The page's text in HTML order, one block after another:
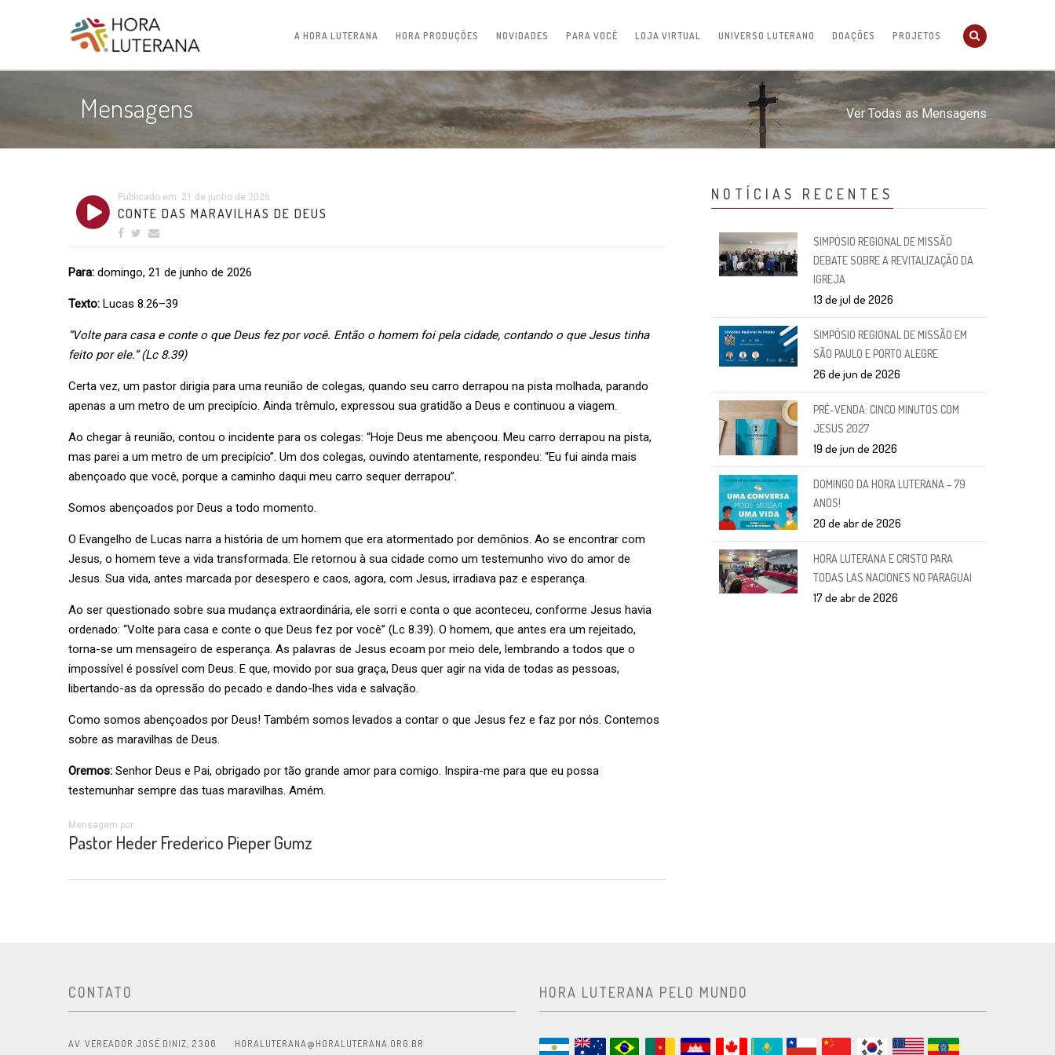
A HORA LUTERANA HORA PRODUÇÕES NOVIDADES PARA VOCÊ LOJA VIRTUAL UNIVERSO LUTERANO DOAÇÕES PROJETOS
Mensagens Ver Todas as Mensagens
Publicado em: 21 de junho de 2026
CONTE DAS MARAVILHAS DE DEUS
Para: domingo, 21 de junho de 2026
Texto: Lucas 8.26–39
“Volte para casa e conte o que Deus fez por você. Então o homem foi pela cidade, contando o que Jesus tinha
feito por ele.” (Lc 8.39)
Certa vez, um pastor dirigia para uma reunião de colegas, quando seu carro derrapou na pista molhada, parando
apenas a um metro de um precipício. Ainda trêmulo, expressou sua gratidão a Deus e continuou a viagem.
Ao chegar à reunião, contou o incidente para os colegas: “Hoje Deus me abençoou. Meu carro derrapou na pista,
mas parei a um metro de um precipício”. Um dos colegas, ouvindo atentamente, respondeu: “Eu fui ainda mais
abençoado que você, porque a caminho daqui meu carro sequer derrapou”.
Somos abençoados por Deus a todo momento.
O Evangelho de Lucas narra a história de um homem que era atormentado por demônios. Ao se encontrar com
Jesus, o homem teve a vida transformada. Ele retornou à sua cidade como um testemunho vivo do amor de
Jesus. Sua vida, antes marcada por desespero e caos, agora, com Jesus, irradiava paz e esperança.
Ao ser questionado sobre sua mudança extraordinária, ele sorri e conta o que aconteceu, conforme Jesus havia
ordenado: “Volte para casa e conte o que Deus fez por você” (Lc 8.39). O homem, que antes era um rejeitado,
torna-se um mensageiro de esperança. As palavras de Jesus ecoam por meio dele, lembrando a todos que o
impossível é possível com Deus. E que, movido por sua graça, Deus quer agir na vida de todas as pessoas,
libertando-as da opressão do pecado e dando-lhes vida e salvação.
Como somos abençoados por Deus! Também somos levados a contar o que Jesus fez e faz por nós. Contemos
sobre as maravilhas de Deus.
Oremos: Senhor Deus e Pai, obrigado por tão grande amor para comigo. Inspira-me para que eu possa
testemunhar sempre das tuas maravilhas. Amém.
Mensagem por:
Pastor Heder Frederico Pieper Gumz
NOTÍCIAS RECENTES
SIMPÓSIO REGIONAL DE MISSÃO
DEBATE SOBRE A REVITALIZAÇÃO DA
IGREJA
13 de jul de 2026
SIMPÓSIO REGIONAL DE MISSÃO EM
SÃO PAULO E PORTO ALEGRE
26 de jun de 2026
PRÉ-VENDA: CINCO MINUTOS COM
JESUS 2027
19 de jun de 2026
DOMINGO DA HORA LUTERANA – 79
ANOS!
20 de abr de 2026
HORA LUTERANA E CRISTO PARA
TODAS LAS NACIONES NO PARAGUAI
17 de abr de 2026
CONTATO
AV. VEREADOR JOSÉ DINIZ, 2306 HORALUTERANA@HORALUTERANA.ORG.BR
HORA LUTERANA PELO MUNDO